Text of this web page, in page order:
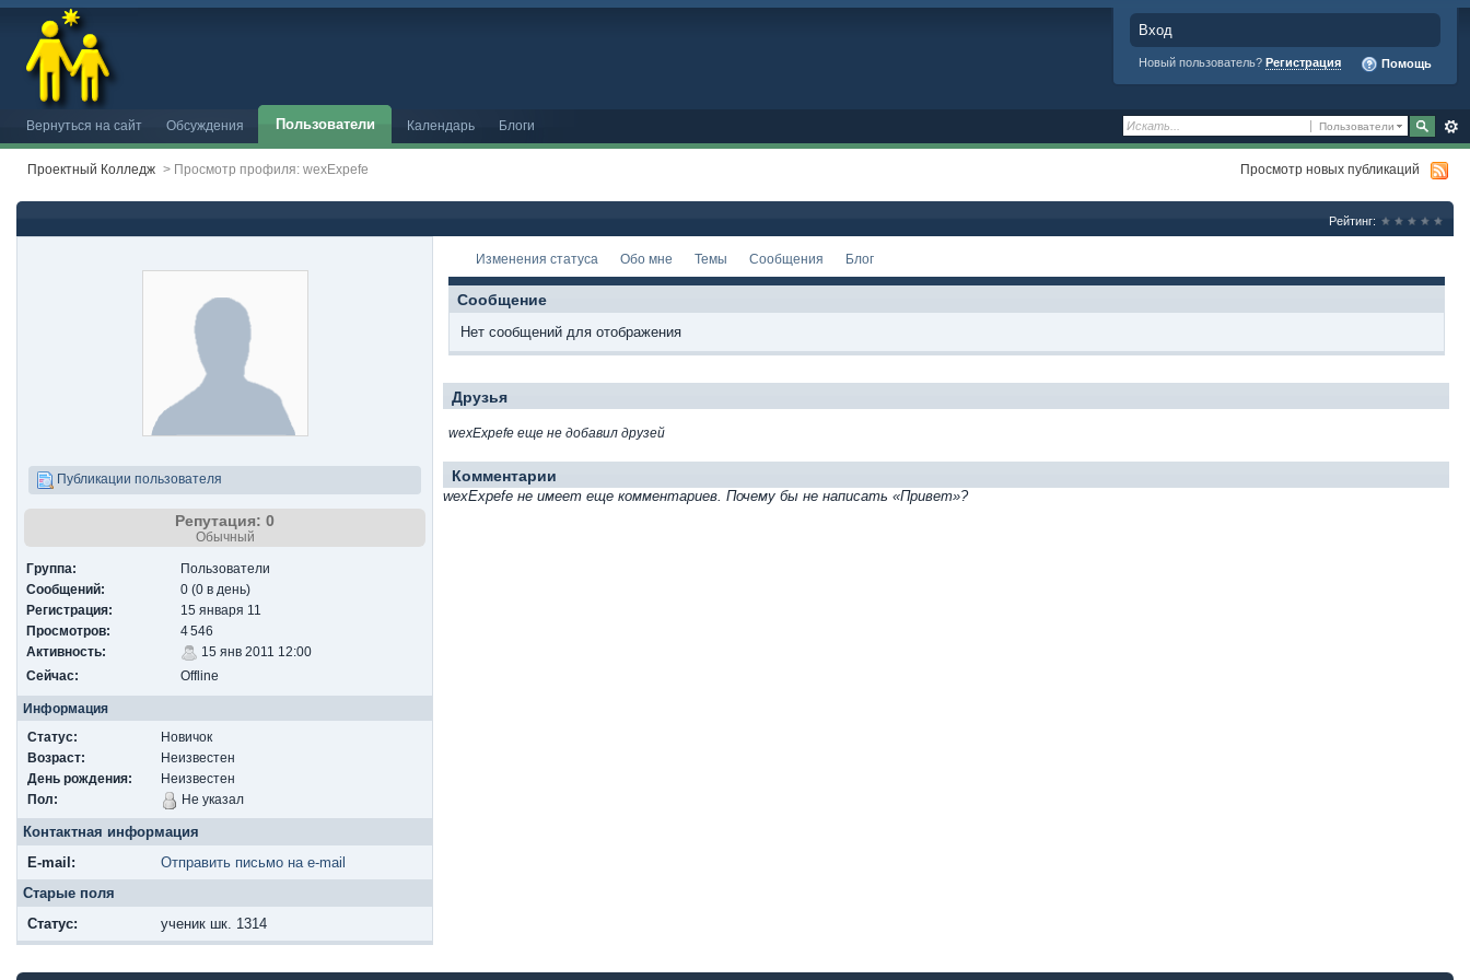
Вход
Новый пользователь? Регистрация Помощь
Пользователи
Вернуться на сайт Обсуждения Пользователи Календарь Блоги
Проектный Колледж > Просмотр профиля: wexExpefe Просмотр новых публикаций
Рейтинг:
Публикации пользователя
Репутация: 0
Обычный
Группа:
Пользователи
Сообщений:
0 (0 в день)
Регистрация:
15 января 11
Просмотров:
4 546
Активность:
15 янв 2011 12:00
Сейчас:
Offline
Информация
Статус:
Новичок
Возраст:
Неизвестен
День рождения:
Неизвестен
Пол:
Не указал
Контактная информация
E-mail:
Отправить письмо на e-mail
Старые поля
Cтатус:
ученик шк. 1314
Изменения статуса Обо мне Темы Сообщения Блог
Сообщение
Нет сообщений для отображения
Друзья
wexExpefe еще не добавил друзей
Комментарии
wexExpefe не имеет еще комментариев. Почему бы не написать «Привет»?